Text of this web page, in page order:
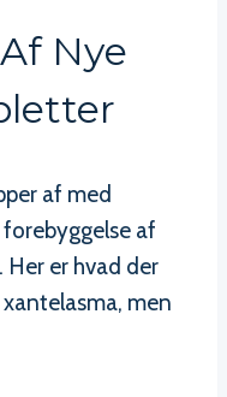
Nye
af med
af
Her er hvad der
men